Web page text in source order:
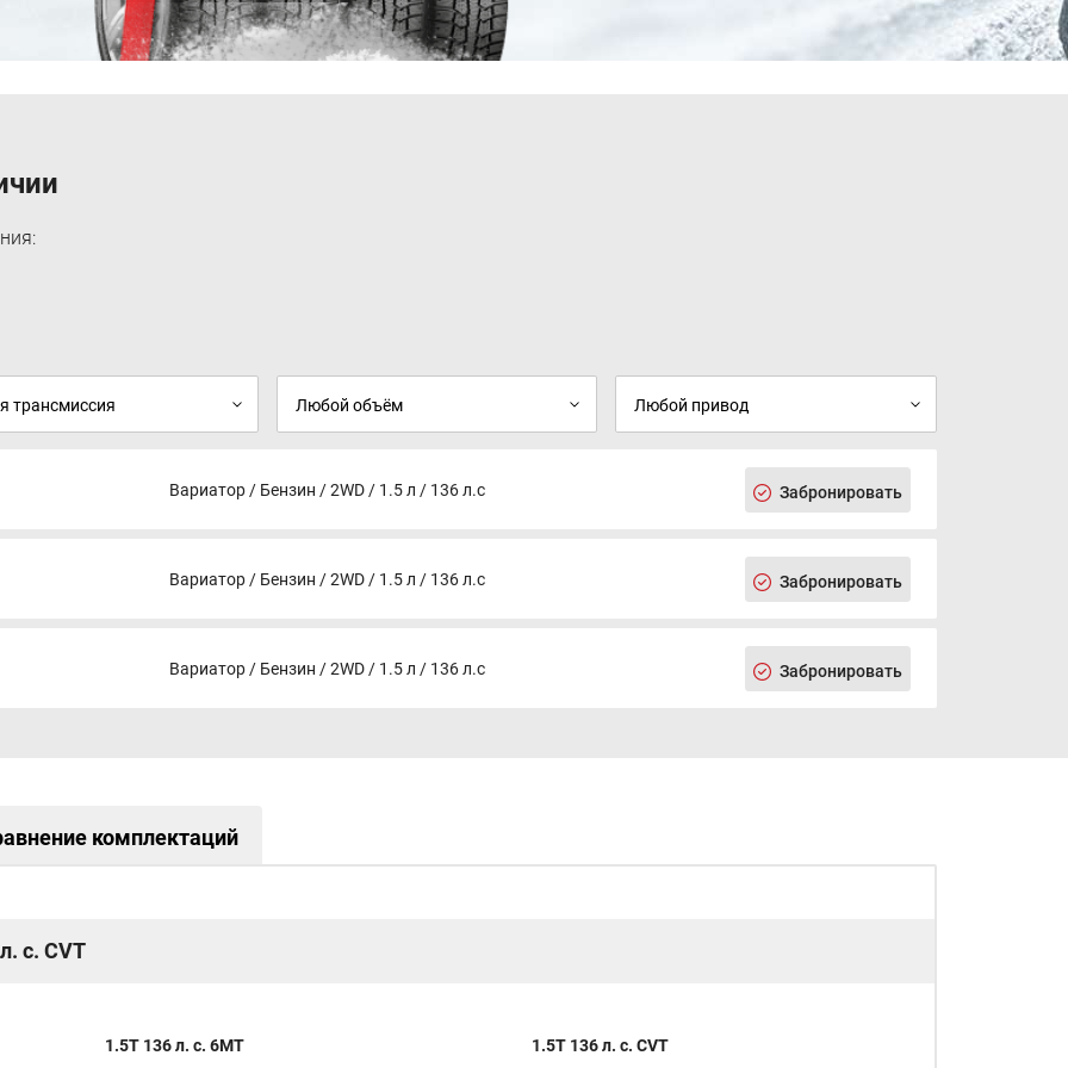
Иммобилайзер
Электрический стояночный тормоз с
Антиблокировочная система тормозов (ABS)
Система стабилизации (ESC)
Система распределения тормозных усилий
7" цифровая приборная панель
Вариатор / Бензин / 2WD / 1.5 л / 136 л.с Забронировать
Вариатор / Бензин / 2WD / 1.5 л / 136 л.с Забронировать
Вариатор / Бензин / 2WD / 1.5 л / 136 л.с Забронировать
комплектаций
с. CVT
1.5T 136 л. с. 6MT 1.5T 136 л. с. CVT